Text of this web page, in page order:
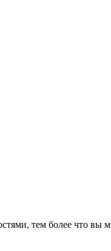
тем более что вы